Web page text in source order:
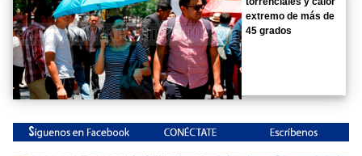
extremo de más de
45 grados